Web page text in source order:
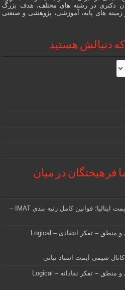
دکتری در رشته های مختلف، هدف بزرگ
های پایه، آموزشی، پژوهشی و صنعتی
دنبالش هستید
فرهیختگان در میان
نحوه رتبه بندی داوطلبان در آزمون آیمت ایتالیا؛ قوانین کامل رتبه بندی IMAT –
نمونه سوالات آیمت ایتالیا – استدلال و منطق – تفکر انتقادی – Logical
کانال شیمی آیمت استاد نباتی
نمونه سوالات آیمت ایتالیا – استدلال و منطق – تفکر نقادانه – Logical